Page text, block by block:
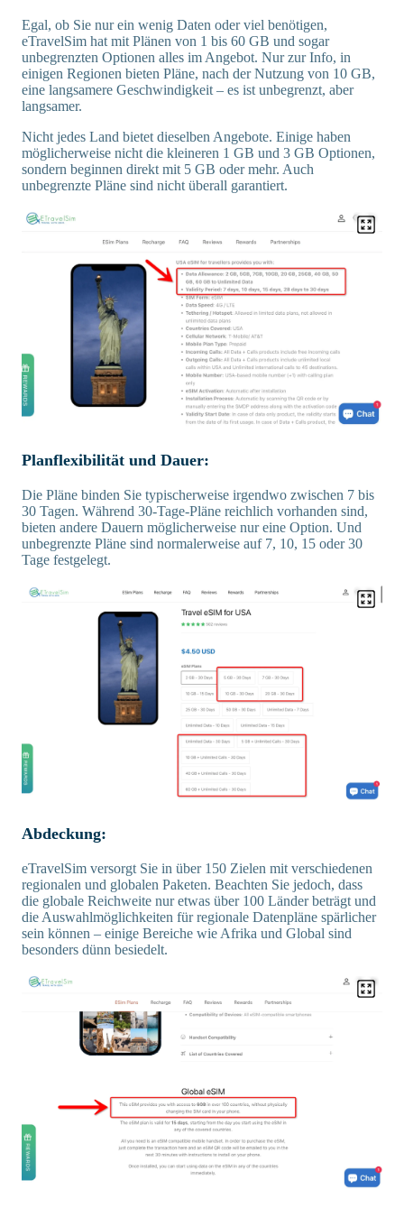
Egal, ob Sie nur ein wenig Daten oder viel benötigen,
eTravelSim hat mit Plänen von 1 bis 60 GB und sogar
unbegrenzten Optionen alles im Angebot. Nur zur Info, in
einigen Regionen bieten Pläne, nach der Nutzung von 10 GB,
eine langsamere Geschwindigkeit – es ist unbegrenzt, aber
langsamer.
Nicht jedes Land bietet dieselben Angebote. Einige haben
möglicherweise nicht die kleineren 1 GB und 3 GB Optionen,
sondern beginnen direkt mit 5 GB oder mehr. Auch
unbegrenzte Pläne sind nicht überall garantiert.
Planflexibilität und Dauer:
Die Pläne binden Sie typischerweise irgendwo zwischen 7 bis
30 Tagen. Während 30-Tage-Pläne reichlich vorhanden sind,
bieten andere Dauern möglicherweise nur eine Option. Und
unbegrenzte Pläne sind normalerweise auf 7, 10, 15 oder 30
Tage festgelegt.
Abdeckung:
eTravelSim versorgt Sie in über 150 Zielen mit verschiedenen
regionalen und globalen Paketen. Beachten Sie jedoch, dass
die globale Reichweite nur etwas über 100 Länder beträgt und
die Auswahlmöglichkeiten für regionale Datenpläne spärlicher
sein können – einige Bereiche wie Afrika und Global sind
besonders dünn besiedelt.